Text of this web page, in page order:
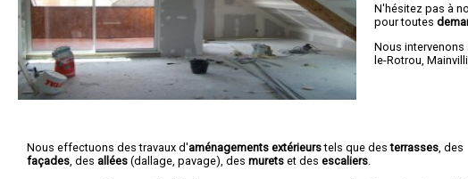
N'hésitez pas à
pour toutes
Nous
le-Rotrou ,
Nous effectuons des travaux d'aménagements extérieurstels que desterrasses , des
façades , des allées (dallage, pavage), des murets et des escaliers